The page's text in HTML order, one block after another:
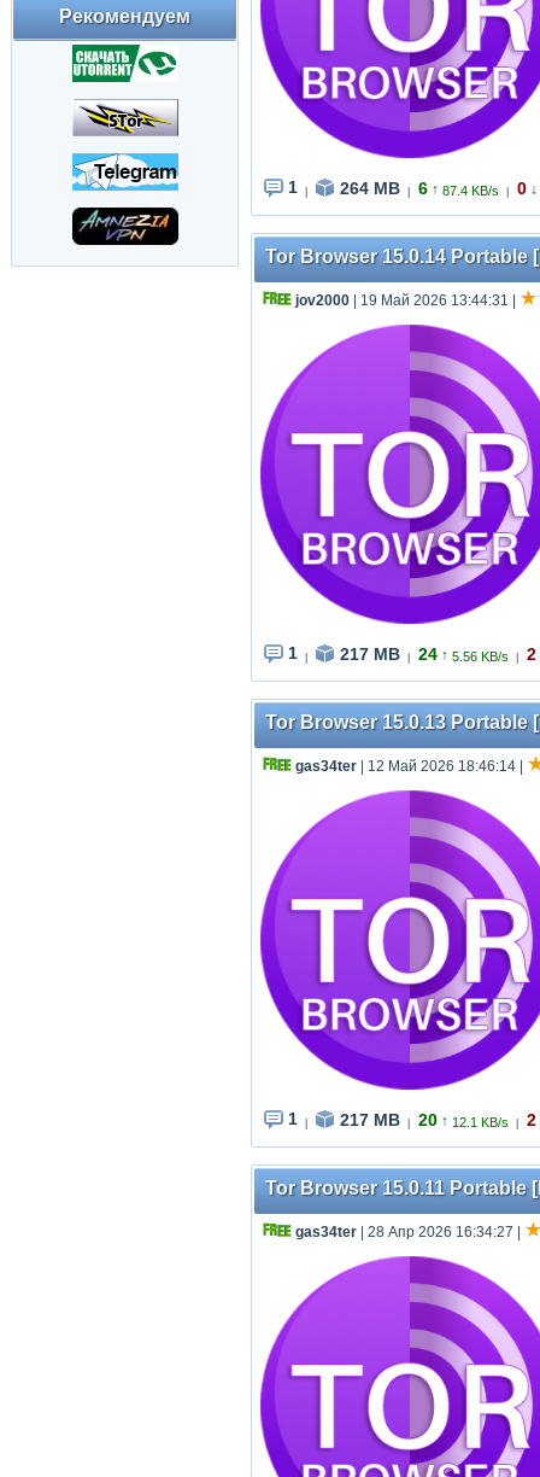
Рекомендуем
1 264 MB 6 ↑ 87.4 KB/s 0 ↓
Tor Browser 15.0.14 Portable
jov2000 | 19 Май 2026 13:44:31
1 217 MB 24 ↑ 5.56 KB/s 2
Tor Browser 15.0.13 Portable
gas34ter | 12 Май 2026 18:46:14
1 217 MB 20 ↑ 12.1 KB/s 2
Tor Browser 15.0.11 Portable
gas34ter | 28 Апр 2026 16:34:27